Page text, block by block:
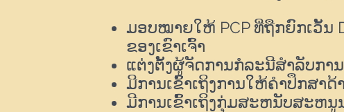
ມອບໝາຍໃຫ້ PCP ທີ່ຖືກຍົກເວັ້ນ
ຂອງເຂົາເຈົ້າ
ແຕ່ງຕັ້ງຜູ້ຈັດການກໍລະນີສໍາລັບກາ
ມີການເຂົ້າເຖິງການໃຫ້ຄໍາປຶກສາ
ມີການເຂົ້າເຖິງກຸ່ມສະຫນັບສະຫນູ